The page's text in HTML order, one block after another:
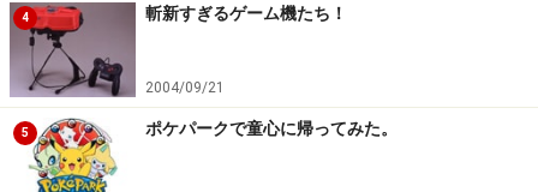
4 斬新すぎるゲーム機たち！
2004/09/21
5 ポケパークで童心に帰ってみた。